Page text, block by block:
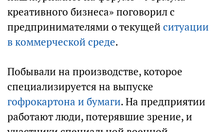
креативного бизнеса» поговорил с
предпринимателями о текущей ситуации
в коммерческой среде.
Побывали на производстве, которое
специализируется на выпуске
гофрокартона и бумаги. На предприятии
работают люди, потерявшие зрение, и